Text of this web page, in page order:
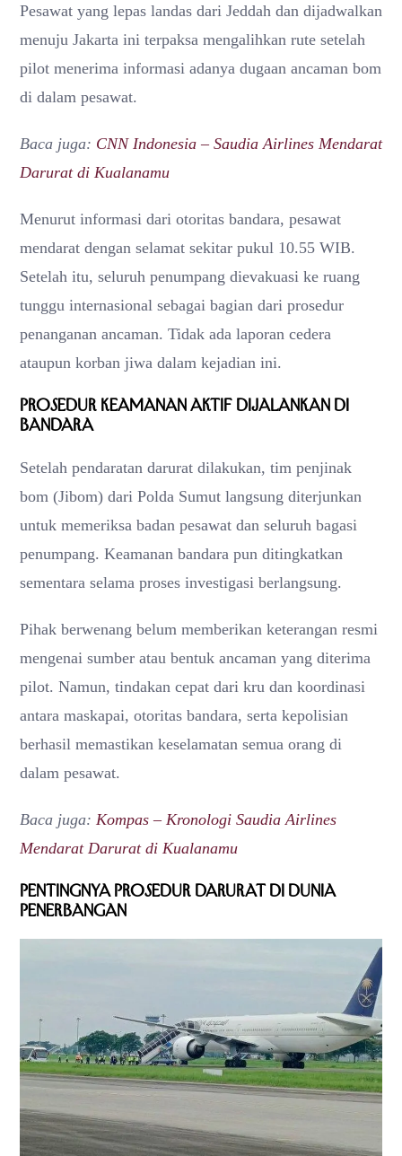
Pesawat yang lepas landas dari Jeddah dan dijadwalkan
menuju Jakarta ini terpaksa mengalihkan rute setelah
pilot menerima informasi adanya dugaan ancaman bom
di dalam pesawat.
Baca juga: CNN Indonesia – Saudia Airlines Mendarat
Darurat di Kualanamu
Menurut informasi dari otoritas bandara, pesawat
mendarat dengan selamat sekitar pukul 10.55 WIB.
Setelah itu, seluruh penumpang dievakuasi ke ruang
tunggu internasional sebagai bagian dari prosedur
penanganan ancaman. Tidak ada laporan cedera
ataupun korban jiwa dalam kejadian ini.
Prosedur Keamanan Aktif Dijalankan di
Bandara
Setelah pendaratan darurat dilakukan, tim penjinak
bom (Jibom) dari Polda Sumut langsung diterjunkan
untuk memeriksa badan pesawat dan seluruh bagasi
penumpang. Keamanan bandara pun ditingkatkan
sementara selama proses investigasi berlangsung.
Pihak berwenang belum memberikan keterangan resmi
mengenai sumber atau bentuk ancaman yang diterima
pilot. Namun, tindakan cepat dari kru dan koordinasi
antara maskapai, otoritas bandara, serta kepolisian
berhasil memastikan keselamatan semua orang di
dalam pesawat.
Baca juga: Kompas – Kronologi Saudia Airlines
Mendarat Darurat di Kualanamu
Pentingnya Prosedur Darurat di Dunia
Penerbangan